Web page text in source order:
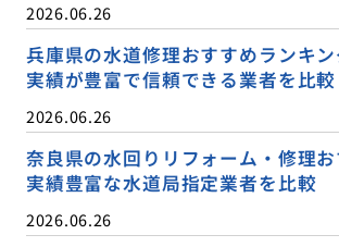
2026.06.26
兵庫県の水道修理おすすめランキ
実績が豊富で信頼できる業者を比較
2026.06.26
奈良県の水回りリフォーム・修理お
実績豊富な水道局指定業者を比較
2026.06.26